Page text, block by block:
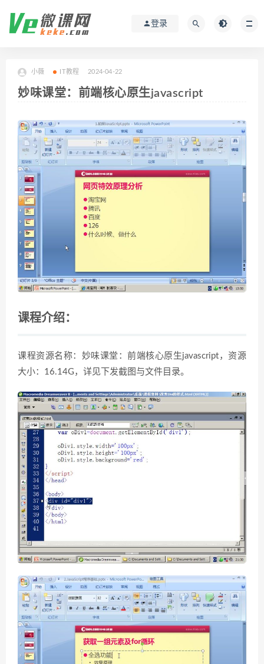
登录
小薇 IT教程 2024-04-22
妙味课堂：前端核心原生javascript
课程介绍：
课程资源名称：妙味课堂：前端核心原生javascript，资源
大小：16.14G，详见下发截图与文件目录。